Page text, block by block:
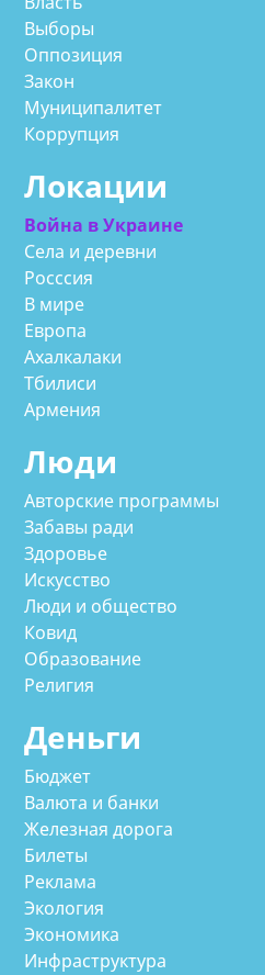
Выборы
Оппозиция
Закон
Муниципалитет
Коррупция
Локации
Война в Украине
Села и деревни
Росссия
В мире
Европа
Ахалкалаки
Тбилиси
Армения
Люди
Авторские программы
Забавы ради
Здоровье
Искусство
Люди и общество
Ковид
Образование
Религия
Деньги
Бюджет
Валюта и банки
Железная дорога
Билеты
Реклама
Экология
Экономика
Инфраструктура